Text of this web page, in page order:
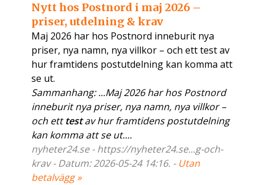
Nytt hos Postnord i maj 2026 –
priser, utdelning & krav
Maj 2026 har hos Postnord inneburit nya
priser, nya namn, nya villkor – och ett test av
hur framtidens postutdelning kan komma att
se ut.
Sammanhang: ...Maj 2026 har hos Postnord
inneburit nya priser, nya namn, nya villkor –
och etttestav hur framtidens postutdelning
kan komma att se ut....
nyheter24.se - https://nyheter24.se...g-och-
krav - Datum: 2026-05-24 14:16. - Utan
betalvägg »